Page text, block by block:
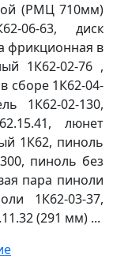
(РМЦ 710мм)
06-63, диск
фрикционная в
1К62-02-76 ,
сборе 1К62-04-
1К62-02-130,
люнет
1К62, пиноль
пиноль без
пара пиноли
1К62-03-37,
(291 мм) ...